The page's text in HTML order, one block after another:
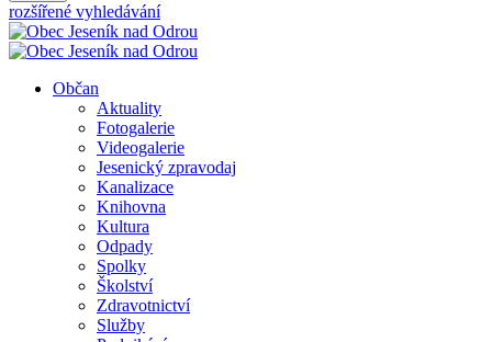
rozšířené vyhledávání
Občan
Aktuality
Fotogalerie
Videogalerie
Jesenický zpravodaj
Kanalizace
Knihovna
Kultura
Odpady
Spolky
Školství
Zdravotnictví
Služby